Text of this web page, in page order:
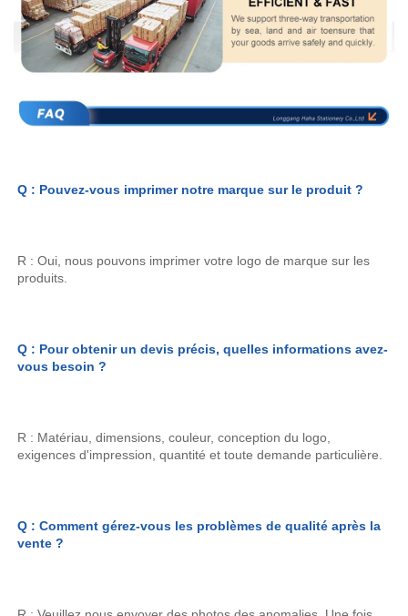
Q : Pouvez-vous imprimer notre marque sur le produit ?
R : Oui, nous pouvons imprimer votre logo de marque sur les
produits.
Q : Pour obtenir un devis précis, quelles informations avez-
vous besoin ?
R : Matériau, dimensions, couleur, conception du logo,
exigences d'impression, quantité et toute demande particulière.
Q : Comment gérez-vous les problèmes de qualité après la
vente ?